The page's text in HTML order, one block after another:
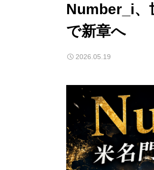
Number_i、
で新章へ
2026.05.19